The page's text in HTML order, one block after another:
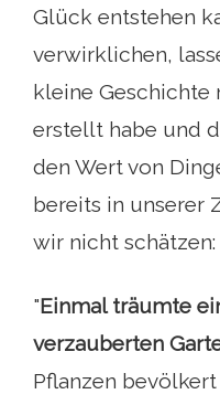
Glück entstehen
verwirklichen,
kleine Geschichte
erstellt habe und
den Wert von
bereits in unserer
wir nicht schätzen:
"Einmal träumte
verzauberten
Pflanzen